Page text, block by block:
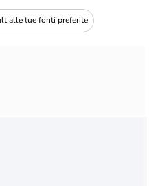
alle tue fonti preferite